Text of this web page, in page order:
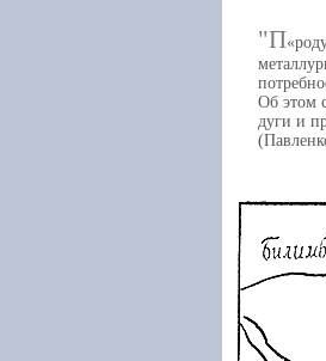
"П
Об этом
дуги и